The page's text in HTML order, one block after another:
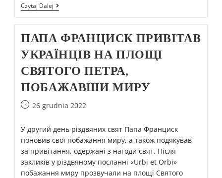
Czytaj Dalej
ПАПА ФРАНЦИСК ПРИВІТАВ
УКРАЇНЦІВ НА ПЛОЩІ
СВЯТОГО ПЕТРА,
ПОБАЖАВШИ МИРУ
26 grudnia 2022
У другий день різдвяних свят Папа Франциск
поновив свої побажання миру, а також подякував
за привітання, одержані з нагоди свят. Після
закликів у різдвяному посланні «Urbi et Orbi»
побажання миру прозвучали на площі Святого